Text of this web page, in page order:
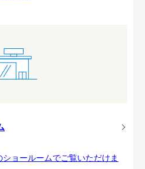
ョールームでご覧いただけま